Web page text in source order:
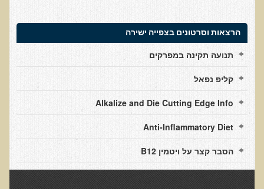
הקשר בין יובש בעור וחרדות לגידולי עור - שתי עדויות מקרה
המנגיומות סניליות - נקודות אדומות
נמשים
מחלות אוטואימוניות ורגישות חיסונית
מערכת החיסון של העור, חשיפה לשמש ומקדמי הגנה מהשמש
קרצינומה מסוג SCC
הרצאות וסרטונים בצפייה ישירה
תנועה תקינה במפרקים
קליפ נפאל
Alkalize and Die Cutting Edge Info
Anti-Inflammatory Diet
הסבר קצר על ויטמין B12